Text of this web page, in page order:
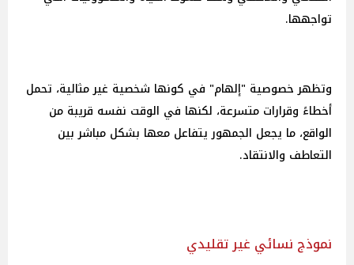
تواجهها.
وتظهر خصوصية "إلهام" في كونها شخصية غير مثالية، تحمل
أخطاءً وقرارات متسرعة، لكنها في الوقت نفسه قريبة من
الواقع، ما يجعل الجمهور يتفاعل معها بشكل مباشر بين
التعاطف والانتقاد.
نموذج نسائي غير تقليدي